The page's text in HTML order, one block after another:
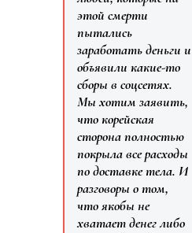
этой смерти
пытались
заработать деньги и
объявили какие-то
сборы в соцсетях.
Мы хотим заявить,
что корейская
сторона полностью
покрыла все расходы
по доставке тела. И
разговоры о том,
что якобы не
хватает денег либо